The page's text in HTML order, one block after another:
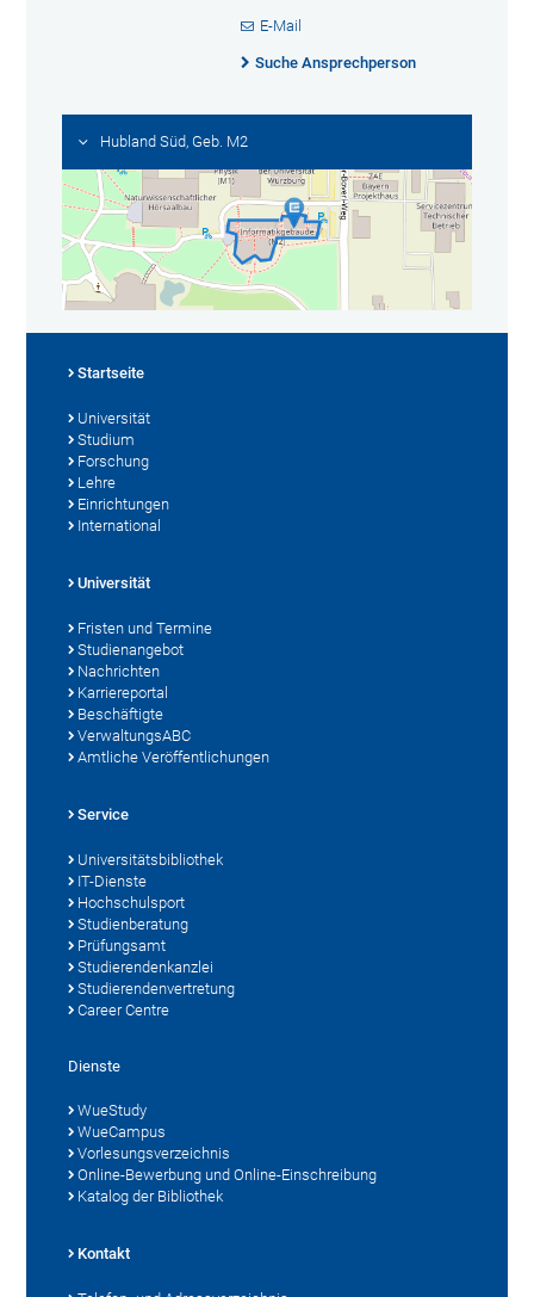
E-Mail
Suche Ansprechperson
Hubland Süd, Geb. M2
Startseite
Universität
Studium
Forschung
Lehre
Einrichtungen
International
Universität
Fristen und Termine
Studienangebot
Nachrichten
Karriereportal
Beschäftigte
VerwaltungsABC
Amtliche Veröffentlichungen
Service
Universitätsbibliothek
IT-Dienste
Hochschulsport
Studienberatung
Prüfungsamt
Studierendenkanzlei
Studierendenvertretung
Career Centre
Dienste
WueStudy
WueCampus
Vorlesungsverzeichnis
Online-Bewerbung und Online-Einschreibung
Katalog der Bibliothek
Kontakt